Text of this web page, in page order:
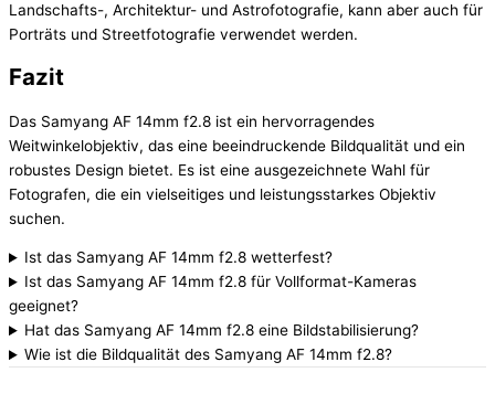
Landschafts-, Architektur- und Astrofotografie, kann aber auch für
Porträts und Streetfotografie verwendet werden.
Fazit
Das Samyang AF 14mm f2.8 ist ein hervorragendes
Weitwinkelobjektiv, das eine beeindruckende Bildqualität und ein
robustes Design bietet. Es ist eine ausgezeichnete Wahl für
Fotografen, die ein vielseitiges und leistungsstarkes Objektiv
suchen.
Ist das Samyang AF 14mm f2.8 wetterfest?
Ist das Samyang AF 14mm f2.8 für Vollformat-Kameras
geeignet?
Hat das Samyang AF 14mm f2.8 eine Bildstabilisierung?
Wie ist die Bildqualität des Samyang AF 14mm f2.8?